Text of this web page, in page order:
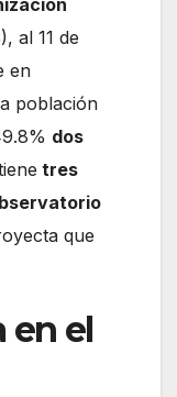
al 11 de
en
población
dos
tres
que
en el